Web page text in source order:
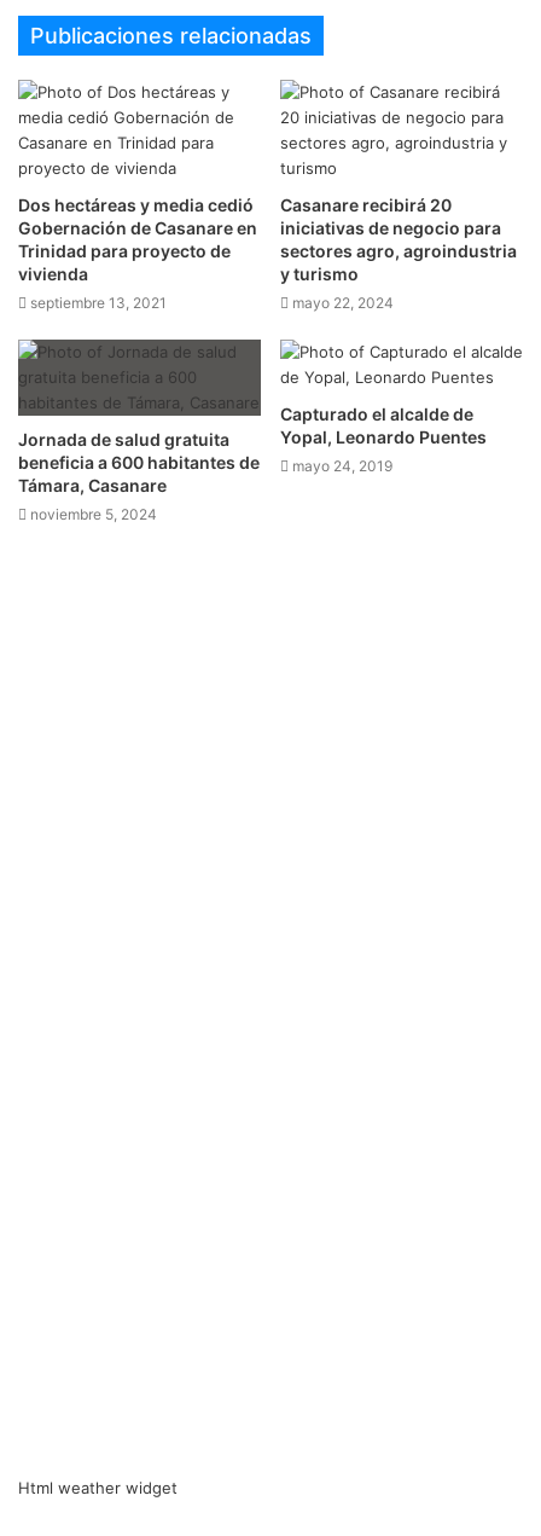
Publicaciones relacionadas
Dos hectáreas y media cedió
Gobernación de Casanare en
Trinidad para proyecto de
vivienda
septiembre 13, 2021
Casanare recibirá 20
iniciativas de negocio para
sectores agro, agroindustria
y turismo
mayo 22, 2024
Jornada de salud gratuita
beneficia a 600 habitantes de
Támara, Casanare
noviembre 5, 2024
Capturado el alcalde de
Yopal, Leonardo Puentes
mayo 24, 2019
Html weather widget